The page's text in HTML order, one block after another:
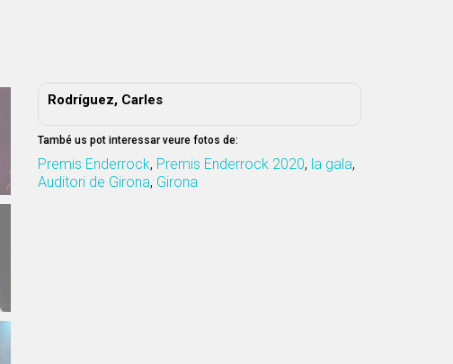
Rodríguez, Carles
També us pot interessar veure fotos de:
Premis Enderrock, Premis Enderrock 2020, la gala,
Auditori de Girona, Girona